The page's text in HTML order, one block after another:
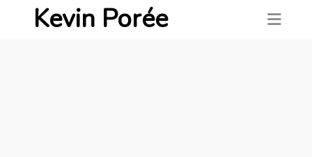
Kevin Porée